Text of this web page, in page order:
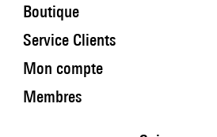
Boutique
Service Clients
Mon compte
Membres